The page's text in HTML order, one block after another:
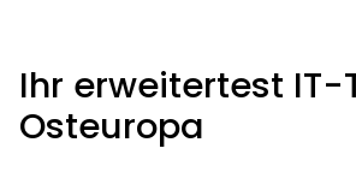
Ihr erweitertest IT-
Osteuropa